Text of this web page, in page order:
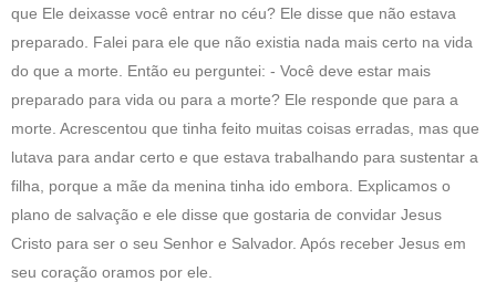
que Ele deixasse você entrar no céu? Ele disse que não estava
preparado. Falei para ele que não existia nada mais certo na vida
do que a morte. Então eu perguntei: - Você deve estar mais
preparado para vida ou para a morte? Ele responde que para a
morte. Acrescentou que tinha feito muitas coisas erradas, mas que
lutava para andar certo e que estava trabalhando para sustentar a
filha, porque a mãe da menina tinha ido embora. Explicamos o
plano de salvação e ele disse que gostaria de convidar Jesus
Cristo para ser o seu Senhor e Salvador. Após receber Jesus em
seu coração oramos por ele.